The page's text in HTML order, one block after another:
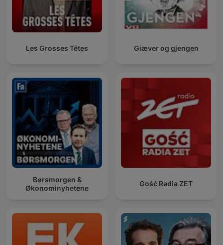
Les Grosses Têtes Giæver og gjengen
Børsmorgen &
Økonominyhetene
Gość Radia ZET